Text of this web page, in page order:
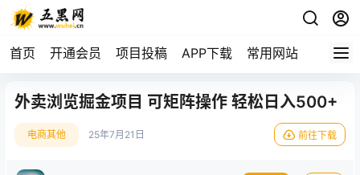
首页 开通会员 项目投稿 APP下载 常用网站
外卖浏览掘金项目 可矩阵操作 轻松日入500+
电商其他 25年7月21日 前往下载